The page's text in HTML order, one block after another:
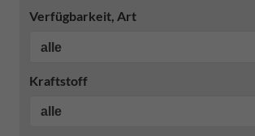
Verfügbarkeit, Art
Kraftstoff